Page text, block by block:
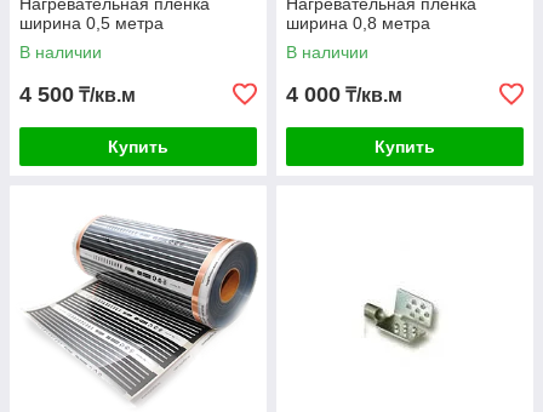
ширина 0,5 метра
В наличии
4 500 ₸/кв.м
Купить
ширина 0,8 метра
В наличии
4 000 ₸/кв.м
Купить